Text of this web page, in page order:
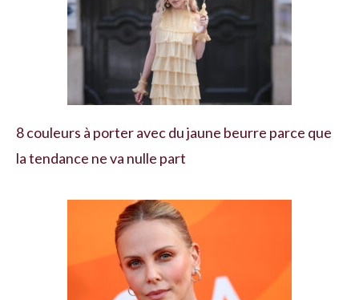
8 couleurs à porter avec du jaune beurre parce que
la tendance ne va nulle part